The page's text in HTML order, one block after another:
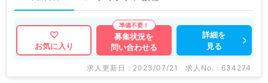
お気に入り
募集状況を
問い合わせる
詳細を
見る
求人更新日 : 2023/07/21 求人No. : 634274